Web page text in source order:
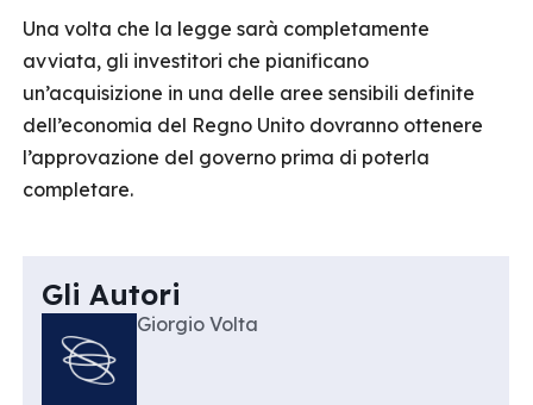
Una volta che la legge sarà completamente
avviata, gli investitori che pianificano
un’acquisizione in una delle aree sensibili definite
dell’economia del Regno Unito dovranno ottenere
l’approvazione del governo prima di poterla
completare.
Gli Autori
Giorgio Volta